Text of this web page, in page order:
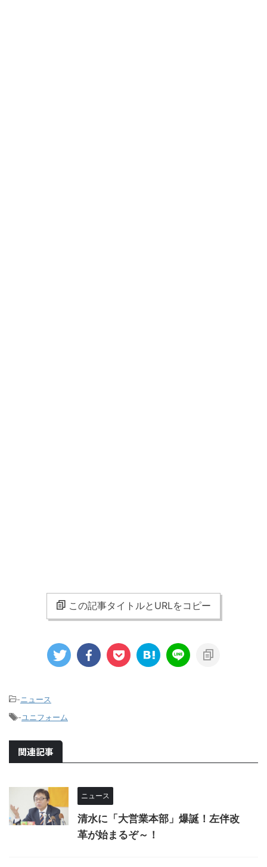
この記事タイトルとURLをコピー
-ニュース
-ユニフォーム
関連記事
ニュース
清水に「大営業本部」爆誕！左伴改
革が始まるぞ～！